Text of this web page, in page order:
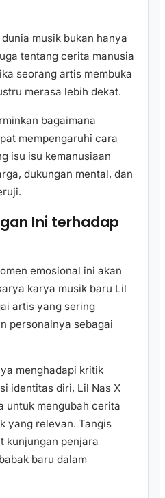
musik bukan hanya
tentang cerita manusia
seorang artis membuka
merasa lebih dekat.
bagaimana
mempengaruhi cara
isu isu kemanusiaan
dukungan mental, dan
Ini terhadap
emosional ini akan
karya musik baru Lil
artis yang sering
personalnya sebagai
menghadapi kritik
identitas diri, Lil Nas X
untuk mengubah cerita
yang relevan. Tangis
kunjungan penjara
baru dalam